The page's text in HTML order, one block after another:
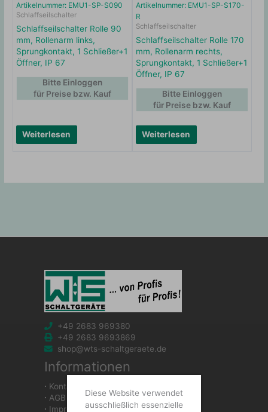
Artikelnummer: EMU1-SP-S090
Schlaffseilschalter
Schlaffseilschalter Rolle 90
mm, Rollenarm links,
Sprungkontakt, 1 Schließer+1
Öffner, IP 67
Weiterlesen
Bitte Einloggen
für Preise bzw. Kauf
Artikelnummer: EMU1-SP-S170-
R
Schlaffseilschalter
Schlaffseilschalter Rolle 170
mm, Rollenarm rechts,
Sprungkontakt, 1 Schließer+1
Öffner, IP 67
Weiterlesen
Bitte Einloggen
für Preise bzw. Kauf
+49 2683 969380
+49 2683 9693869
shop@wts-schaltgeraete.de
Informationen
∙ Kontakt
∙ AGB
∙ Impressum
Diese Website verwendet
ausschließlich essenzielle